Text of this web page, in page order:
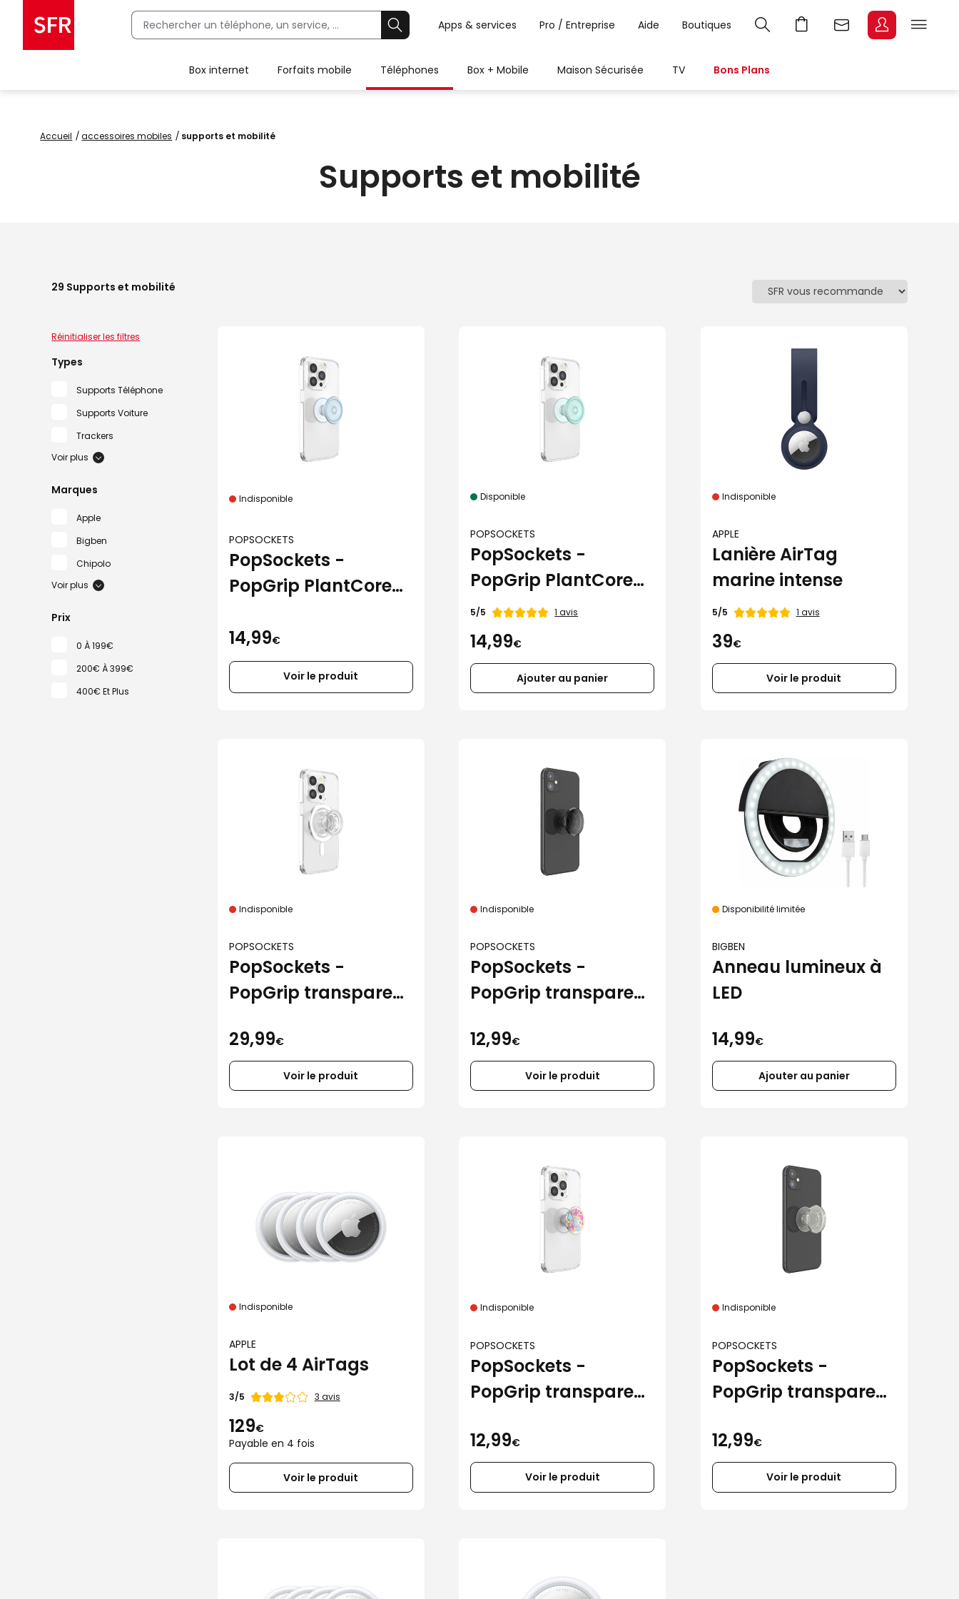
Apps & services Pro / Entreprise Aide Boutiques
Box internet Forfaits mobile Téléphones Box + Mobile Maison Sécurisée TV Bons Plans
Accueil accessoires mobiles supports et mobilité
Supports et mobilité
29 Supports et mobilité
Réinitialiser les filtres
Types
Voir plus
Supports Téléphone
Supports Voiture
Trackers
Marques
Voir plus
Apple
Bigben
Chipolo
Prix
0 À 199€
200€ À 399€
400€ Et Plus
Indisponible
POPSOCKETS
PopSockets -
PopGrip PlantCore
14,99€
Voir le produit
Disponible
POPSOCKETS
PopSockets -
PopGrip PlantCore
Jade
Note
5/5 1 avis
14,99€
Ajouter au panier
Indisponible
APPLE
Lanière AirTag
marine intense
Note
5/5 1 avis
39€
Voir le produit
Indisponible
POPSOCKETS
PopSockets -
PopGrip transparent
29,99€
Voir le produit
Indisponible
POPSOCKETS
PopSockets -
PopGrip transparent
12,99€
Voir le produit
Disponibilité limitée
BIGBEN
Anneau lumineux à
LED
14,99€
Ajouter au panier
Indisponible
APPLE
Lot de 4 AirTags
Note
3/5 3 avis
129€
Payable en 4 fois
Voir le produit
Indisponible
POPSOCKETS
PopSockets -
PopGrip transparent
12,99€
Voir le produit
Indisponible
POPSOCKETS
PopSockets -
PopGrip transparent
12,99€
Voir le produit